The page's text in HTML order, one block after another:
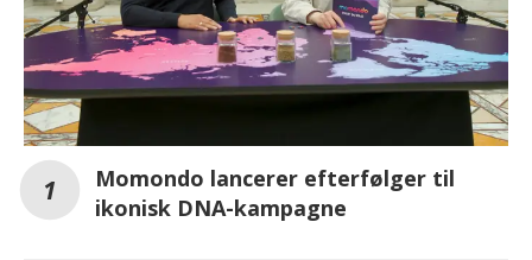
Momondo lancerer efterfølger til
ikonisk DNA-kampagne